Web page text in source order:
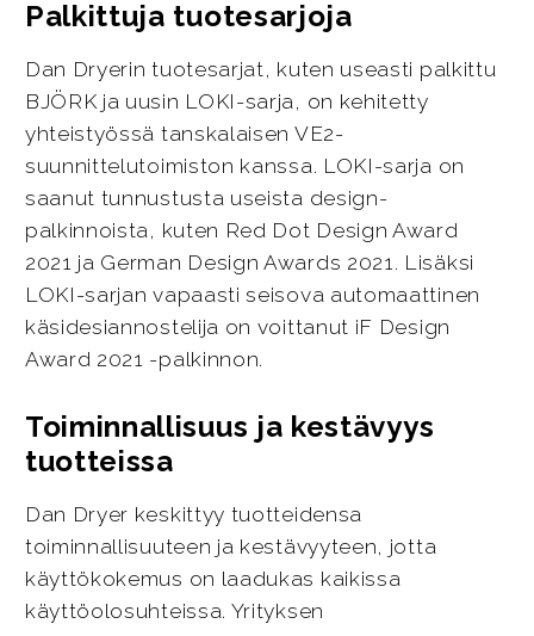
Palkittuja tuotesarjoja
Dan Dryerin tuotesarjat, kuten useasti palkittu
BJÖRK ja uusin LOKI-sarja, on kehitetty
yhteistyössä tanskalaisen VE2-
suunnittelutoimiston kanssa. LOKI-sarja on
saanut tunnustusta useista design-
palkinnoista, kuten Red Dot Design Award
2021 ja German Design Awards 2021. Lisäksi
LOKI-sarjan vapaasti seisova automaattinen
käsidesiannostelija on voittanut iF Design
Award 2021 -palkinnon.
Toiminnallisuus ja kestävyys
tuotteissa
Dan Dryer keskittyy tuotteidensa
toiminnallisuuteen ja kestävyyteen, jotta
käyttökokemus on laadukas kaikissa
käyttöolosuhteissa. Yrityksen